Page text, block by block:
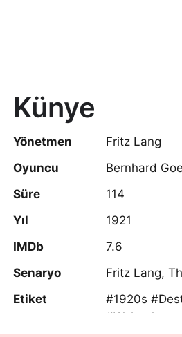
Künye
Yönetmen
Fritz Lang
Oyuncu
Bernhard
Süre
114
Yıl
1921
IMDb
7.6
Senaryo
Fritz Lang,
Etiket
#1920s